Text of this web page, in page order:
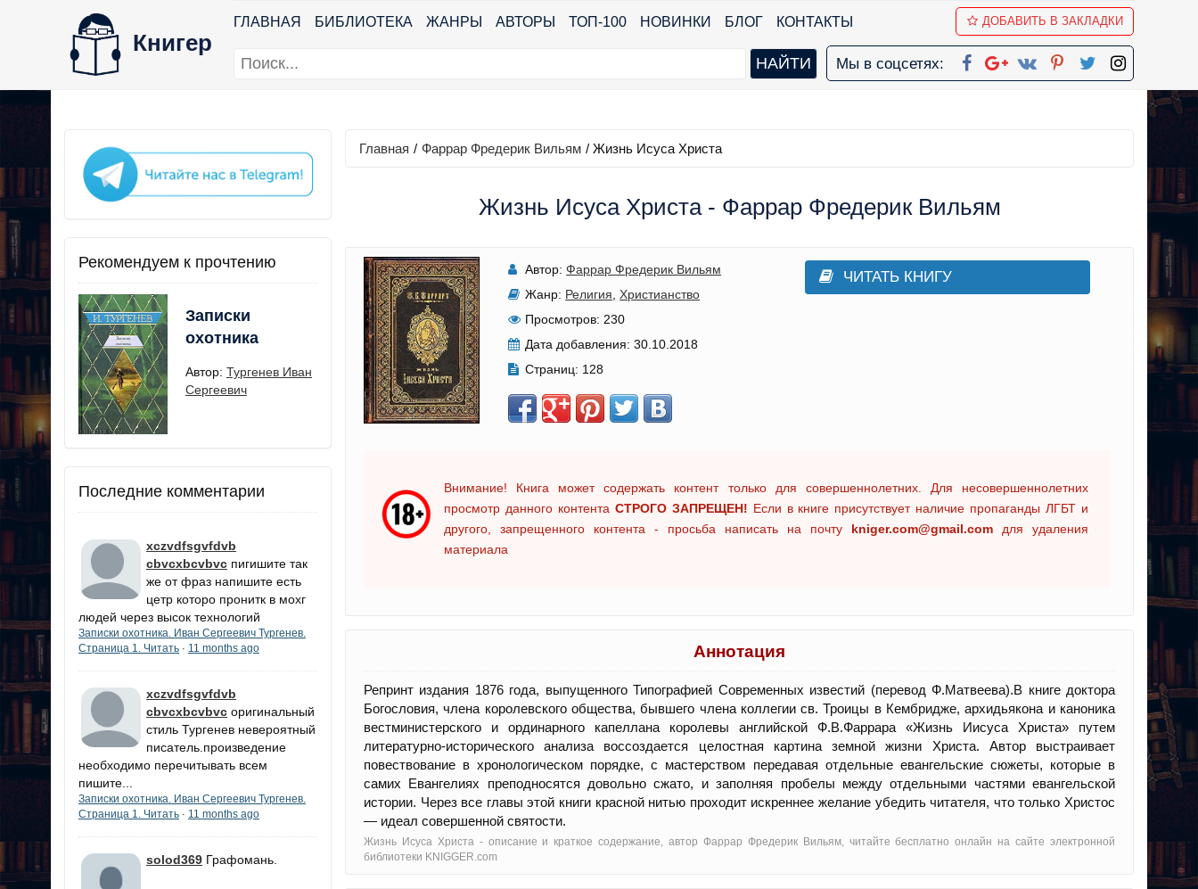
Книгер
ГЛАВНАЯ БИБЛИОТЕКА ЖАНРЫ АВТОРЫ ТОП-100 НОВИНКИ БЛОГ КОНТАКТЫ ДОБАВИТЬ В ЗАКЛАДКИ
Мы в соцсетях:
Рекомендуем к прочтению
Записки
охотника
Автор: Тургенев Иван
Сергеевич
Последние комментарии
xczvdfsgvfdvb
cbvcxbcvbvc пигишите так
же от фраз напишите есть
цетр которо пронитк в мохг
людей через высок технологий
Записки охотника. Иван Сергеевич Тургенев.
Страница 1. Читать · 11 months ago
xczvdfsgvfdvb
cbvcxbcvbvc оригинальный
стиль Тургенев невероятный
писатель.произведение
необходимо перечитывать всем
пишите...
Записки охотника. Иван Сергеевич Тургенев.
Страница 1. Читать · 11 months ago
solod369 Графомань.
Главная / Фаррар Фредерик Вильям / Жизнь Исуса Христа
Жизнь Исуса Христа - Фаррар Фредерик Вильям
Автор: Фаррар Фредерик Вильям
Жанр: Религия ,Христианство
Просмотров: 230
Дата добавления: 30.10.2018
Страниц: 128
ЧИТАТЬ КНИГУ
Внимание! Книга может содержать контент только для совершеннолетних. Для несовершеннолетних
просмотр данного контента СТРОГО ЗАПРЕЩЕН! Если в книге присутствует наличие пропаганды ЛГБТ и
другого, запрещенного контента - просьба написать на почту kniger.com@gmail.com для удаления
материала
Аннотация
Репринт издания 1876 года, выпущенного Типографией Современных известий (перевод Ф.Матвеева).В книге доктора
Богословия, члена королевского общества, бывшего члена коллегии св. Троицы в Кембридже, архидьякона и каноника
вестминистерского и ординарного капеллана королевы английской Ф.В.Фаррара «Жизнь Иисуса Христа» путем
литературно-исторического анализа воссоздается целостная картина земной жизни Христа. Автор выстраивает
повествование в хронологическом порядке, с мастерством передавая отдельные евангельские сюжеты, которые в
самих Евангелиях преподносятся довольно сжато, и заполняя пробелы между отдельными частями евангельской
истории. Через все главы этой книги красной нитью проходит искреннее желание убедить читателя, что только Христос
— идеал совершенной святости.
Жизнь Исуса Христа - oписание и краткое содержание, автор Фаррар Фредерик Вильям, читайте бесплатно онлайн на сайте электронной
библиотеки KNIGGER.com